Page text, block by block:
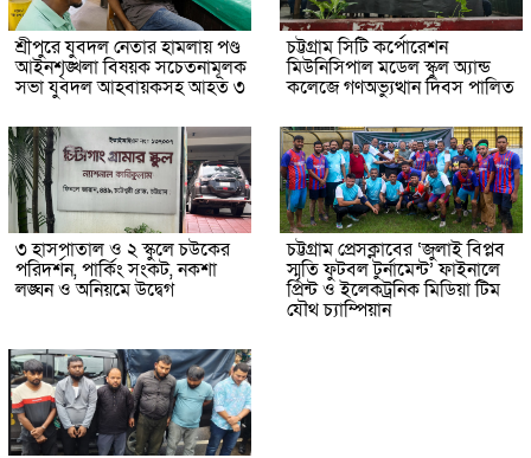
শ্রীপুরে যুবদল নেতার হামলায় পণ্ড
আইনশৃঙ্খলা বিষয়ক সচেতনামূলক
সভা যুবদল আহবায়কসহ আহত ৩
চট্টগ্রাম সিটি কর্পোরেশন
মিউনিসিপাল মডেল স্কুল অ্যান্ড
কলেজে গণঅভ্যুত্থান দিবস পালিত
৩ হাসপাতাল ও ২ স্কুলে চউকের
পরিদর্শন, পার্কিং সংকট, নকশা
লঙ্ঘন ও অনিয়মে উদ্বেগ
চট্টগ্রাম প্রেসক্লাবের ‘জুলাই বিপ্লব
স্মৃতি ফুটবল টুর্নামেন্ট’ ফাইনালে
প্রিন্ট ও ইলেকট্রনিক মিডিয়া টিম
যৌথ চ্যাম্পিয়ান